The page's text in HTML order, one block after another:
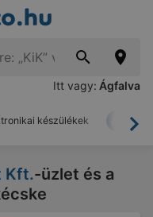
Itt vagy: Ágfalva
készülékek
Kft.-üzlet és a